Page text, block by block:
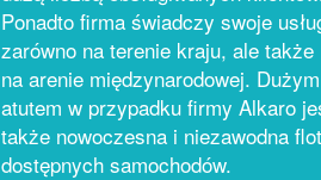
Ponadto firma świadczy swoje
zarówno na terenie kraju, ale także
na arenie międzynarodowej. Dużym
atutem w przypadku firmy Alkaro
także nowoczesna i niezawodna
dostępnych samochodów.